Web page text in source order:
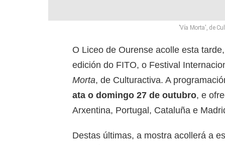
'Vía Morta', de
O Liceo de Ourense acolle esta
edición do FITO, o Festival
Morta, de Culturactiva. A
ata o domingo 27 de outubro, e
Arxentina, Portugal, Cataluña e
Destas últimas, a mostra acollerá a